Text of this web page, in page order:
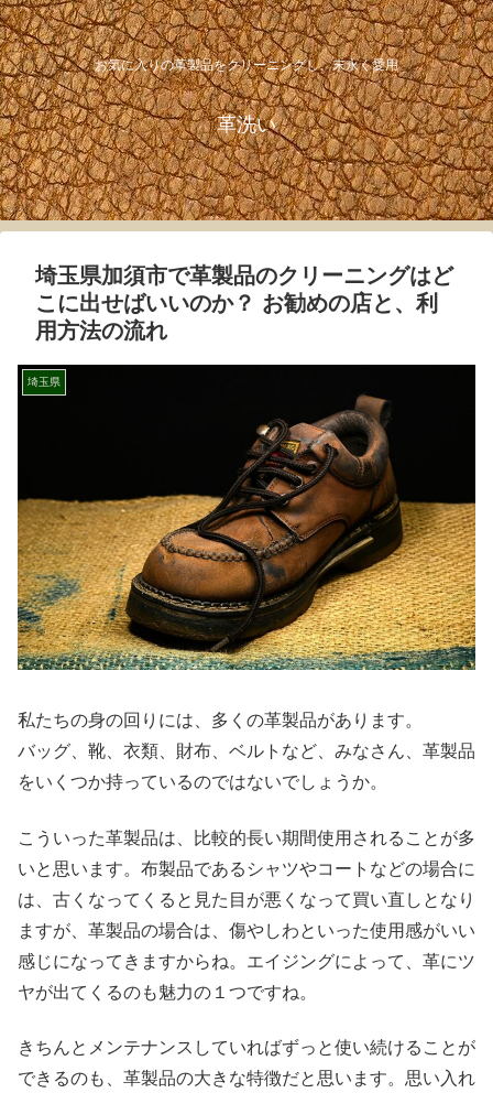
お気に入りの革製品をクリーニングし、末永く愛用
革洗い
埼玉県加須市で革製品のクリーニングはど
こに出せばいいのか？ お勧めの店と、利
用方法の流れ
埼玉県
私たちの身の回りには、多くの革製品があります。
バッグ、靴、衣類、財布、ベルトなど、みなさん、革製品
をいくつか持っているのではないでしょうか。
こういった革製品は、比較的長い期間使用されることが多
いと思います。布製品であるシャツやコートなどの場合に
は、古くなってくると見た目が悪くなって買い直しとなり
ますが、革製品の場合は、傷やしわといった使用感がいい
感じになってきますからね。エイジングによって、革にツ
ヤが出てくるのも魅力の１つですね。
きちんとメンテナンスしていればずっと使い続けることが
できるのも、革製品の大きな特徴だと思います。思い入れ